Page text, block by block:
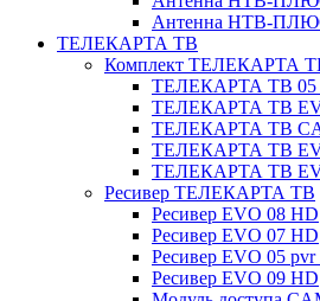
Антенна НТВ-
ТЕЛЕКАРТА ТВ
Комплект ТЕЛЕКАРТА
ТЕЛЕКАРТА ТВ 05
ТЕЛЕКАРТА ТВ
ТЕЛЕКАРТА ТВ
ТЕЛЕКАРТА ТВ
ТЕЛЕКАРТА ТВ
Ресивер ТЕЛЕКАРТА ТВ
Ресивер EVO 08 HD
Ресивер EVO 07 HD
Ресивер EVO 05
Ресивер EVO 09 HD